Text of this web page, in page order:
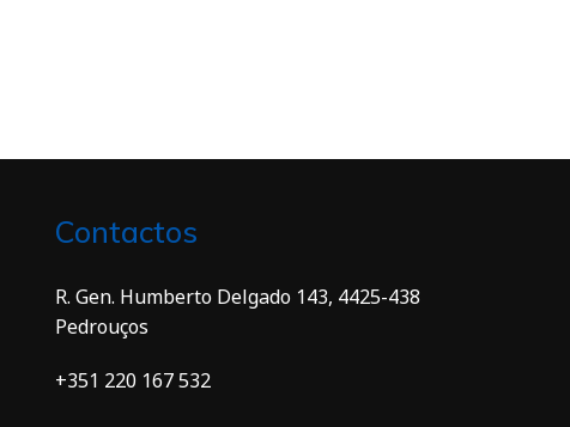
Contactos
R. Gen. Humberto Delgado 143, 4425-438
Pedrouços
+351 220 167 532